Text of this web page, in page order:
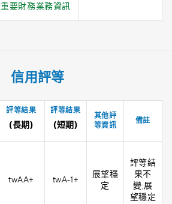
重要財務業務資訊
信用評等
評等結果
(長期)
評等結果
(短期)
其他評
等資訊
備註
twAA+ twA-1+
展望穩
定
評等結
果不
變;展
望穩定